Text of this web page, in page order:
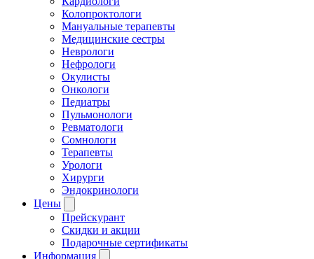
Колопроктологи
Мануальные терапевты
Медицинские сестры
Неврологи
Нефрологи
Окулисты
Онкологи
Педиатры
Пульмонологи
Ревматологи
Сомнологи
Терапевты
Урологи
Хирурги
Эндокринологи
Цены
Прейскурант
Скидки и акции
Подарочные сертификаты
Информация